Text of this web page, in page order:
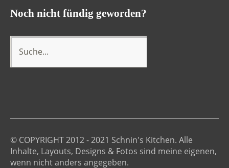
Noch nicht fündig geworden?
© COPYRIGHT 2012 - 2021 Schnin's Kitchen. Alle
Inhalte, Layouts, Designs & Fotos sind meine eigenen,
wenn nicht anders angegeben.